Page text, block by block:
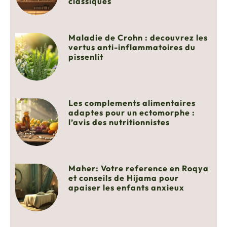
Maladie de Crohn : decouvrez les
vertus anti-inflammatoires du
pissenlit
Les complements alimentaires
adaptes pour un ectomorphe :
l’avis des nutritionnistes
Maher: Votre reference en Roqya
et conseils de Hijama pour
apaiser les enfants anxieux